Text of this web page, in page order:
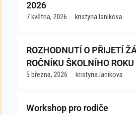
2026
7 května, 2026 kristyna.lanikova
ROZHODNUTÍ O PŘIJETÍ
ROČNÍKU ŠKOLNÍHO
5 března, 2026 kristyna.lanikova
Workshop pro rodiče